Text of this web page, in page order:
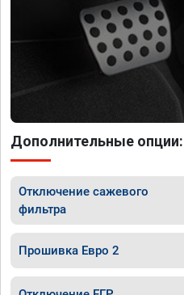
Дополнительные опции:
Отключение сажевого
фильтра
Прошивка Евро 2